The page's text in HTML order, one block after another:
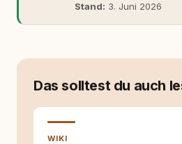
zu Hunde-Themen ist
Zeit war ich eher
kann. Dieser
Stand: 3. Juni 2026
Das solltest du auch
WIKI